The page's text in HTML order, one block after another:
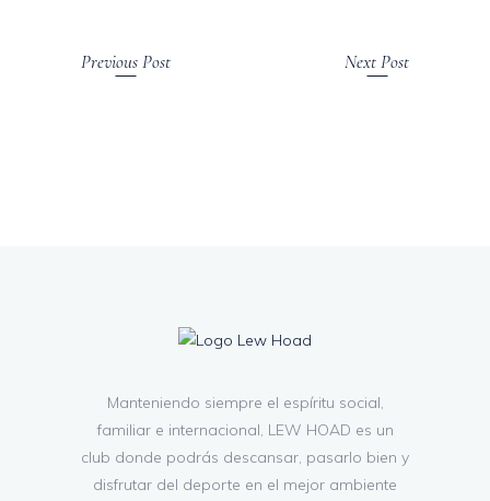
Previous Post Next Post
Manteniendo siempre el espíritu social,
familiar e internacional, LEW HOAD es un
club donde podrás descansar, pasarlo bien y
disfrutar del deporte en el mejor ambiente